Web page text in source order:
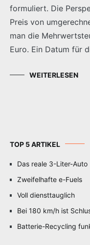
formuliert. Die
Preis von
man die
Euro. Ein Datum für
WEITERLESEN
TOP 5 ARTIKEL
Das reale 3-Liter-Auto
Zweifelhafte e-Fuels
Voll diensttauglich
Bei 180 km/h ist
Batterie-Recycling